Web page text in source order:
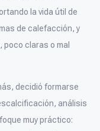
la vida útil de
de calefacción, y
claras o mal
decidió formarse
análisis
muy práctico: